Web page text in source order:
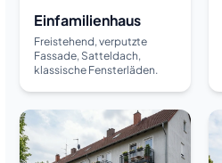
Einfamilienhaus
Freistehend, verputzte
Fassade, Satteldach,
klassische Fensterläden.